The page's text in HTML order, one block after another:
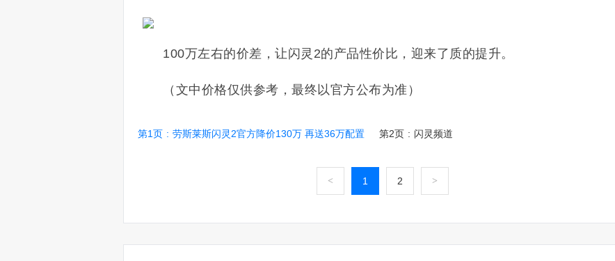
100万左右的价差，让闪灵2的产品性价比，迎来了质的提升。
（文中价格仅供参考，最终以官方公布为准）
第1页 : 劳斯莱斯闪灵2官方降价130万 再送36万配置 第2页 : 闪灵频道
< 1 2 >